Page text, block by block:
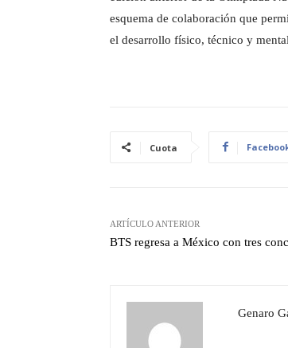
esquema de colaboración que
el desarrollo físico, técnico y
Cuota
ARTÍCULO ANTERIOR
BTS regresa a México con tres
Genaro